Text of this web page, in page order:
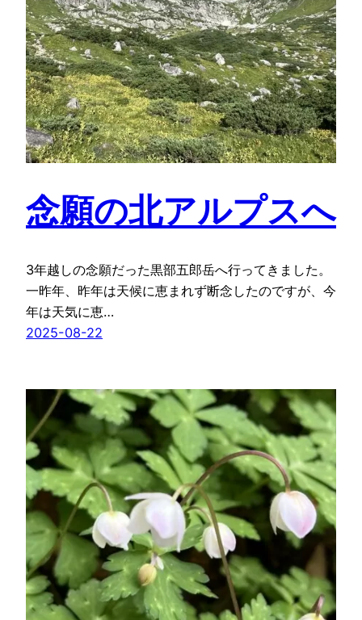
念願の北アルプスへ
3年越しの念願だった黒部五郎岳へ行ってきました。
一昨年、昨年は天候に恵まれず断念したのですが、今
年は天気に恵…
2025-08-22